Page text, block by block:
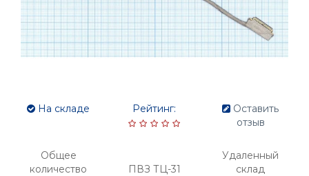
На складе
Общее
количество
Рейтинг:
ПВЗ ТЦ-31
Оставить
отзыв
Удаленный
склад